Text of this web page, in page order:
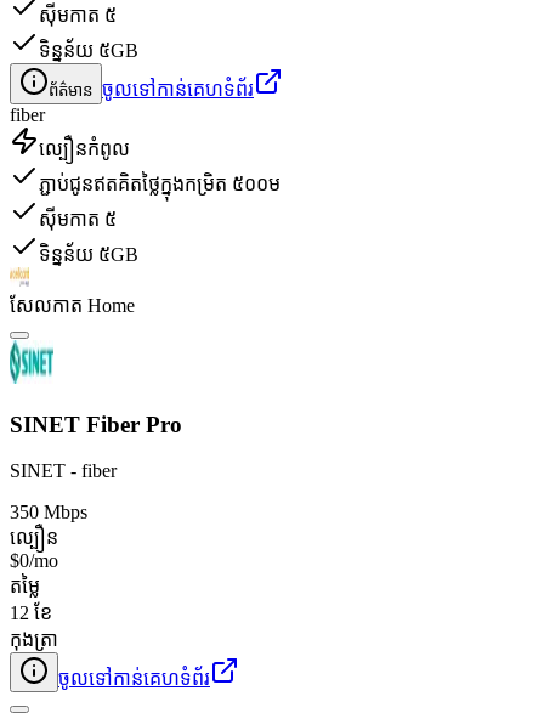
ស៊ីមកាត ៥
ទិន្នន័យ ៥GB
ព័ត៌មាន ចូលទៅកាន់គេហទំព័រ
fiber
ល្បឿនកំពូល
ភ្ជាប់ជូនឥតគិតថ្លៃក្នុងកម្រិត ៥០០ម
ស៊ីមកាត ៥
ទិន្នន័យ ៥GB
សែលកាត Home
SINET Fiber Pro
SINET - fiber
350 Mbps
ល្បឿន
$0/mo
តម្លៃ
12 ខែ
កុងត្រា
ចូលទៅកាន់គេហទំព័រ